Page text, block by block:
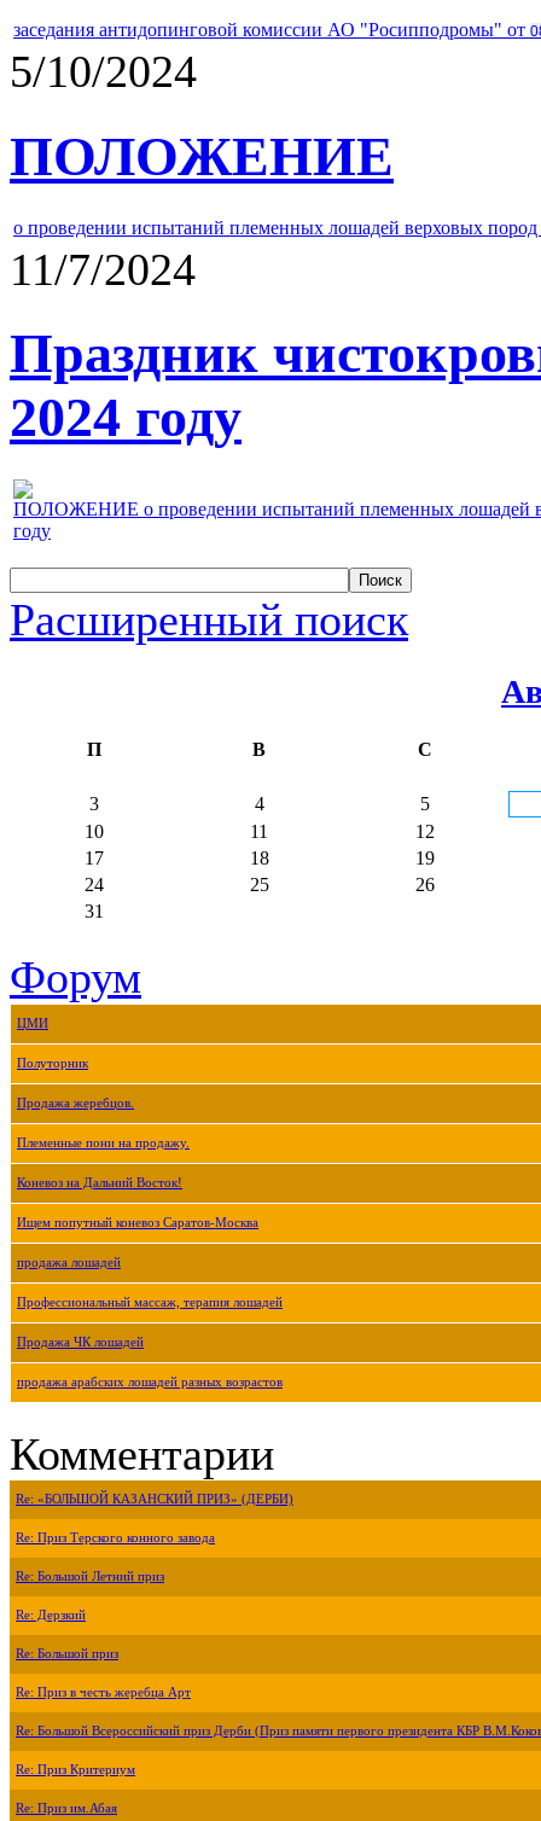
заседания антидопинговой комиссии АО "Росипподромы" от
5/10/2024
ПОЛОЖЕНИЕ
о проведении испытаний племенных лошадей верховых
11/7/2024
Праздник
2024 году
ПОЛОЖЕНИЕ о проведении испытаний племенных лошадей
году
Расширенный поиск
П В С
3 4
5
10
11
12
17
18
19
24
25
26
31
Форум
ЦМИ
Полуторник
Продажа жеребцов.
Племенные пони на продажу.
Коневоз на Дальний Восток!
Ищем попутный коневоз Саратов-Москва
продажа лошадей
Профессиональный массаж, терапия лошадей
Продажа ЧК лошадей
продажа арабских лошадей разных возрастов
Комментарии
Re: «БОЛЬШОЙ КАЗАНСКИЙ ПРИЗ» (ДЕРБИ)
Re: Приз Терского конного завода
Re: Большой Летний приз
Re: Дерзкий
Re: Большой приз
Re: Приз в честь жеребца Арт
Re: Большой Всероссийский приз Дерби (Приз памяти первого президента КБР
Re: Приз Критериум
Re: Приз им.Абая